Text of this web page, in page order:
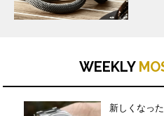
WEEKLY
新しくなっ